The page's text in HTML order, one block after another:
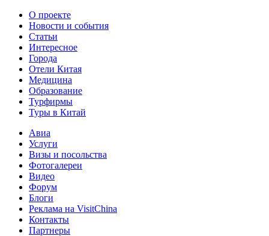
О проекте
Новости и события
Статьи
Интересное
Города
Отели Китая
Медицина
Образование
Турфирмы
Туры в Китай
Авиа
Услуги
Визы и посольства
Фотогалереи
Видео
Форум
Блоги
Реклама на VisitChina
Контакты
Партнеры